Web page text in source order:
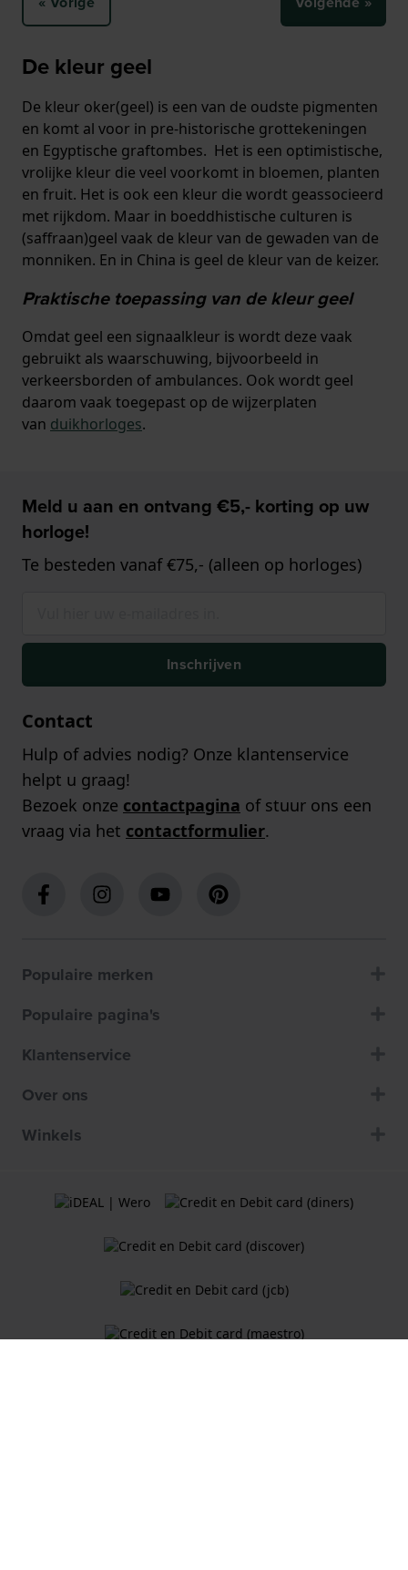
De kleur geel
De kleur oker(geel) is een van de oudste pigmenten
en komt al voor in pre-historische grottekeningen
en Egyptische graftombes. Het is een optimistische,
vrolijke kleur die veel voorkomt in bloemen, planten
en fruit. Het is ook een kleur die wordt geassocieerd
met rijkdom. Maar in boeddhistische culturen is
(saffraan)geel vaak de kleur van de gewaden van de
monniken. En in China is geel de kleur van de keizer.
Praktische toepassing van de kleur geel
Omdat geel een signaalkleur is wordt deze vaak
gebruikt als waarschuwing, bijvoorbeeld in
verkeersborden of ambulances. Ook wordt geel
daarom vaak toegepast op de wijzerplaten
van duikhorloges.
Meld u aan en ontvang €5,- korting op uw
horloge!
Te besteden vanaf €75,- (alleen op horloges)
Inschrijven
Contact
Hulp of advies nodig? Onze klantenservice
helpt u graag!
Bezoek onze contactpagina of stuur ons een
vraag via het contactformulier.
Populaire merken
Populaire pagina's
Klantenservice
Over ons
Winkels